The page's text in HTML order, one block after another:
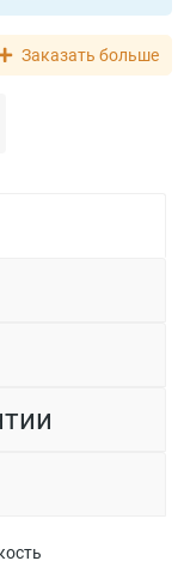
Заказать больше